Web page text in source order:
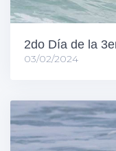
2do Día de la
03/02/2024